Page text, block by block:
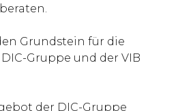
Grundstein für die
Gruppe und der VIB
der DIC-Gruppe